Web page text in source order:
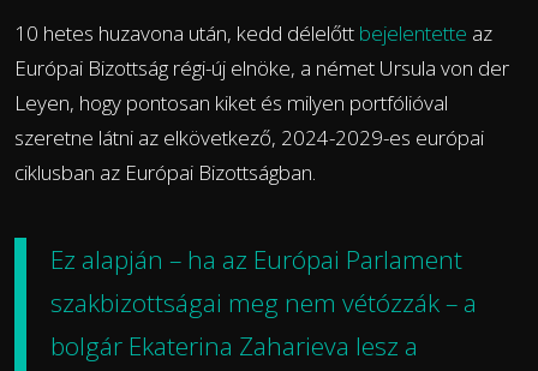
10 hetes huzavona után, kedd délelőtt bejelentette az
Európai Bizottság régi-új elnöke, a német Ursula von der
Leyen, hogy pontosan kiket és milyen portfólióval
szeretne látni az elkövetkező, 2024-2029-es európai
ciklusban az Európai Bizottságban.
Ez alapján – ha az Európai Parlament
szakbizottságai meg nem vétózzák – a
bolgár Ekaterina Zaharieva lesz a